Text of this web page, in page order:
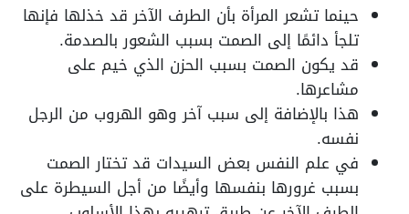
حينما تشعر المرأة بأن الطرف الآخر قد خذلها فإنها
تلجأ دائمًا إلى الصمت بسبب الشعور بالصدمة.
قد يكون الصمت بسبب الحزن الذي خيم على
مشاعرها.
هذا بالإضافة إلى سبب آخر وهو الهروب من الرجل
نفسه.
في علم النفس بعض السيدات قد تختار الصمت
بسبب غرورها بنفسها وأيضًا من أجل السيطرة على